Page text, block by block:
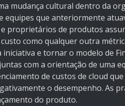
mudança cultural dentro da
equipes que anteriormente
proprietários de produtos
como qualquer outra
e tornar o modelo de
com a orientação de uma
de custos de cloud
o desempenho. As
do produto.